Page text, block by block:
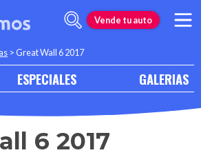
Vende tu auto
>Great Wall 6 2017
ESPECIALES GALERIAS
6 2017